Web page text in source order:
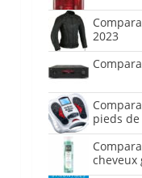
2023
pieds de
cheveux